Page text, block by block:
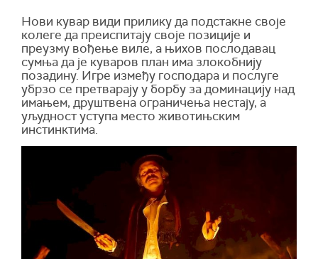
Нови кувар види прилику да подстакне своје
колеге да преиспитају своје позиције и
преузму вођење виле, а њихов послодавац
сумња да је куваров план има злокобнију
позадину. Игре између господара и послуге
убрзо се претварају у борбу за доминацију над
имањем, друштвена ограничења нестају, а
уљудност уступа место животињским
инстинктима.